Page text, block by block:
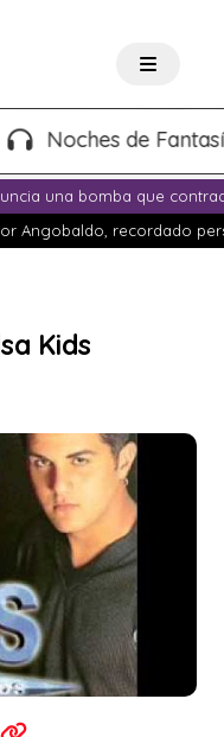
de Fantasía -
una bomba que
Angobaldo, recordado
Kids